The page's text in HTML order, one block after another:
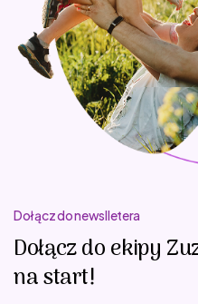
Dołącz do newslletera
Dołącz do ekipy
na start!